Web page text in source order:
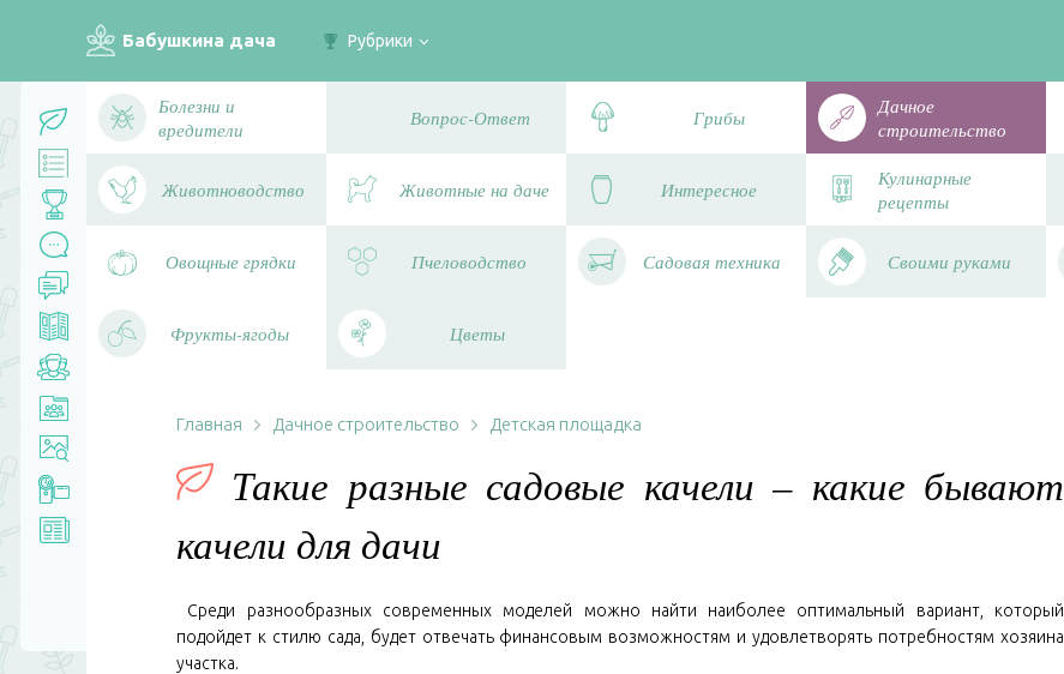
Бабушкина дача Рубрики
Болезни и
вредители
Вопрос-Ответ Грибы
Дачное
строительство
Животноводство Животные на даче Интересное
Кулинарные
рецепты
Овощные грядки Пчеловодство Садовая техника Своими руками
Фрукты-ягоды Цветы
Главная Дачное строительство Детская площадка
Такие разные садовые качели – какие бывают
качели для дачи
Среди разнообразных современных моделей можно найти наиболее оптимальный вариант, который
подойдет к стилю сада, будет отвечать финансовым возможностям и удовлетворять потребностям хозяина
участка.